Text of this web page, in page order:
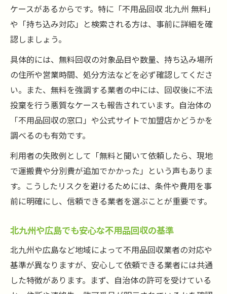
ケースがあるからです。特に「不用品回収 北九州 無料」
や「持ち込み対応」と検索される方は、事前に詳細を確
認しましょう。
具体的には、無料回収の対象品目や数量、持ち込み場所
の住所や営業時間、処分方法などを必ず確認してくださ
い。また、無料を強調する業者の中には、回収後に不法
投棄を行う悪質なケースも報告されています。自治体の
「不用品回収の窓口」や公式サイトで加盟店かどうかを
調べるのも有効です。
利用者の失敗例として「無料と聞いて依頼したら、現地
で運搬費や分別費が追加でかかった」という声もありま
す。こうしたリスクを避けるためには、条件や費用を事
前に明確にし、信頼できる業者を選ぶことが重要です。
北九州や広島でも安心な不用品回収の基準
北九州や広島など地域によって不用品回収業者の対応や
基準が異なりますが、安心して依頼できる業者には共通
した特徴があります。まず、自治体の許可を受けている